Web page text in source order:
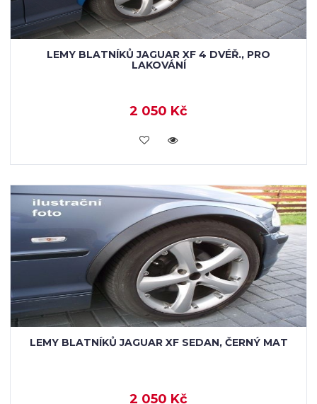
LEMY BLATNÍKŮ JAGUAR XF 4 DVÉŘ., PRO
LAKOVÁNÍ
2 050 Kč
KOUPIT
LEMY BLATNÍKŮ JAGUAR XF SEDAN, ČERNÝ MAT
2 050 Kč